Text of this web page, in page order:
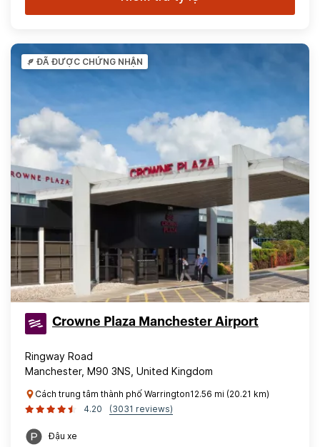
ĐÃ ĐƯỢC CHỨNG NHẬN
Crowne Plaza Manchester Airport
Ringway Road
Manchester, M90 3NS, United Kingdom
Cách trung tâm thành phố Warrington12.56 mi (20.21 km)
4.20
(3031 reviews)
Đậu xe